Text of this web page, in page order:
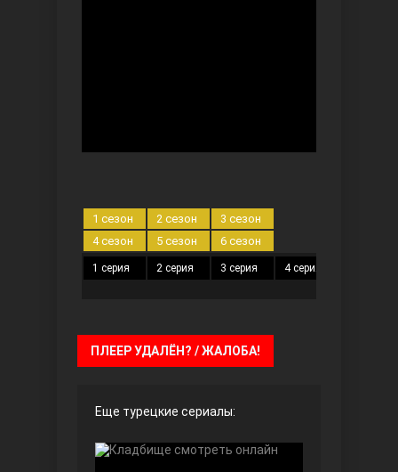
1 сезон 2 сезон
3 сезон
4 сезон
5 сезон 6 сезон
1 серия 2 серия 3 серия 4 серия
ПЛЕЕР УДАЛЁН? / ЖАЛОБА!
Еще турецкие сериалы: